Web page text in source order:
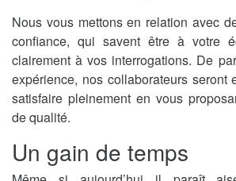
Nous vous mettons en relation avec
confiance, qui savent être à votre
clairement à vos interrogations. De
expérience, nos collaborateurs seront
satisfaire pleinement en vous
de qualité.
Un gain de temps